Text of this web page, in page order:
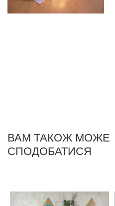
ВАМ ТАКОЖ МОЖЕ
СПОДОБАТИСЯ